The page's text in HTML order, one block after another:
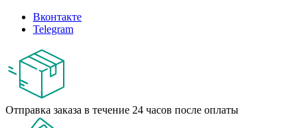
Вконтакте
Telegram
Отправка заказа в течение 24 часов после оплаты